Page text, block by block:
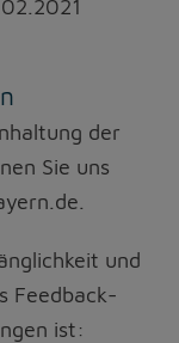
der
Eine
dass diese gekürzt
zugeordnet
eingebunden.
über die
der
Sie uns
und
Feedback-
ist: